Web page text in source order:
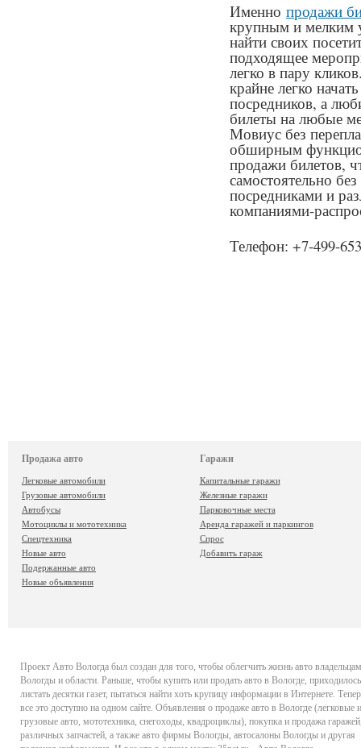
Именно продажи
крупным и мелким
найти своих
подходящее
легко в пару
крайне легко
посредников, а
билеты на любые
Мовиус без
обширным
продажи билетов,
самостоятельно
посредниками и
компаниями-
Телефон: +7-499-
Продажа авто
Легковые автомобили
Грузовые автомобили
Автобусы
Мотоциклы и мототехника
Спецтехника
Новые авто
Подержанные авто
Новые объявления
Гаражи
Капитальные гаражи
Железные гаражи
Парковочные места
Аренда гаражей и паркингов
Спрос
Добавить гараж
Проект Авто Вологда был создан для того, чтобы облегчить жизнь авто владельцам
Вологды и области. Раньше, чтобы купить или продать авто в Вологде, приходилось
листать десятки газет, пытаться найти хоть крупицу информации в Интернете.
все это доступно на одном сайте. Объявления о продаже авто в Вологде (легковые и
грузовые авто, мототехника, снегоходы, квадроциклы), покупка и продажа
различных запчастей, а также авто фирмы Вологды, автосалоны Вологды и другая